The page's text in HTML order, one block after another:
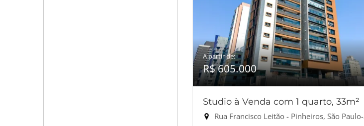
A partir de:
R$ 605.000
Studio à Venda com 1 quarto, 33m²
Rua Francisco Leitão - Pinheiros, São Paulo-